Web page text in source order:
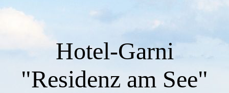
Hotel-Garni
"Residenz am See"